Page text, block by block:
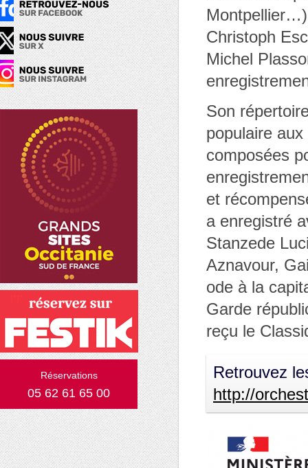
Réservations
05 62 61 65 00
Christoph
Michel
Son
populaire
composées
et
a enregistré
Stanzede
Aznavour,
ode à la
Garde
reçu le
Retrouvez
http://